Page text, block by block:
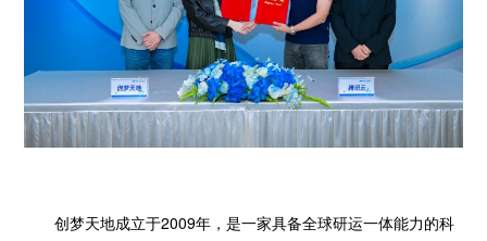
创梦天地成立于2009年，是一家具备全球研运一体能力的科